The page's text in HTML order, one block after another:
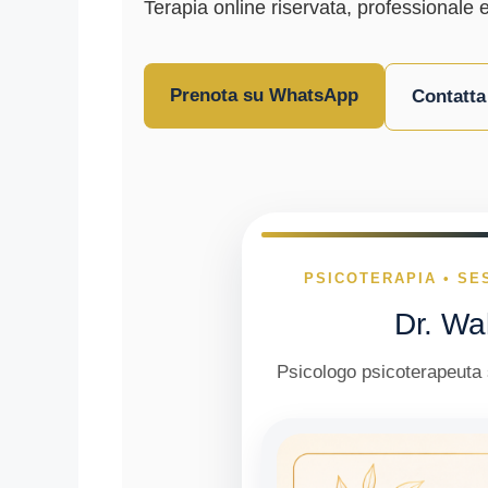
Terapia online riservata, professionale
Prenota su WhatsApp
PSICOTERAPIA •
Dr.
Psicologo